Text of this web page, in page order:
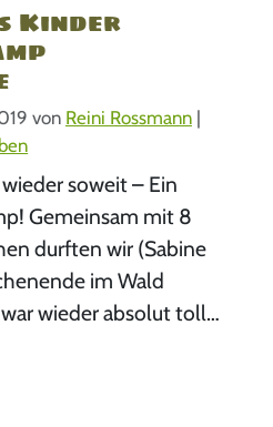
Kinder
von Reini Rossmann |
soweit – Ein
Gemeinsam mit 8
durften wir (Sabine
im Wald
wieder absolut toll…